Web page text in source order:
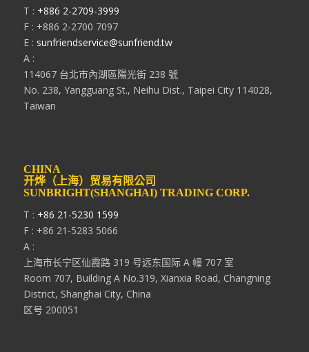
T : +886 2-2709-3999
F : +886 2-2700 7097
E : sunfriendservice@sunfriend.tw
A :
114067 台北市內湖區陽光街 238 號
No. 238, Yangguang St., Neihu Dist., Taipei City 114028,
Taiwan
CHINA
开烨（上海）贸易有限公司
SUNBRIGHT(SHANGHAI) TRADING CORP.
T : +86 21-5230 1599
F : +86 21-5283 5066
A :
上海市长宁区仙霞路 319 号远东国际 A 幢 707 室
Room 707, Building A No.319, Xianxia Road, Changning
District, Shanghai City, China
区号 200051